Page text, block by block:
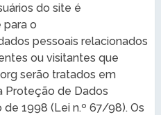
do site é
o
pessoais relacionados
ou visitantes que
serão tratados em
Proteção de Dados
1998 (Lei n.º 67/98). Os